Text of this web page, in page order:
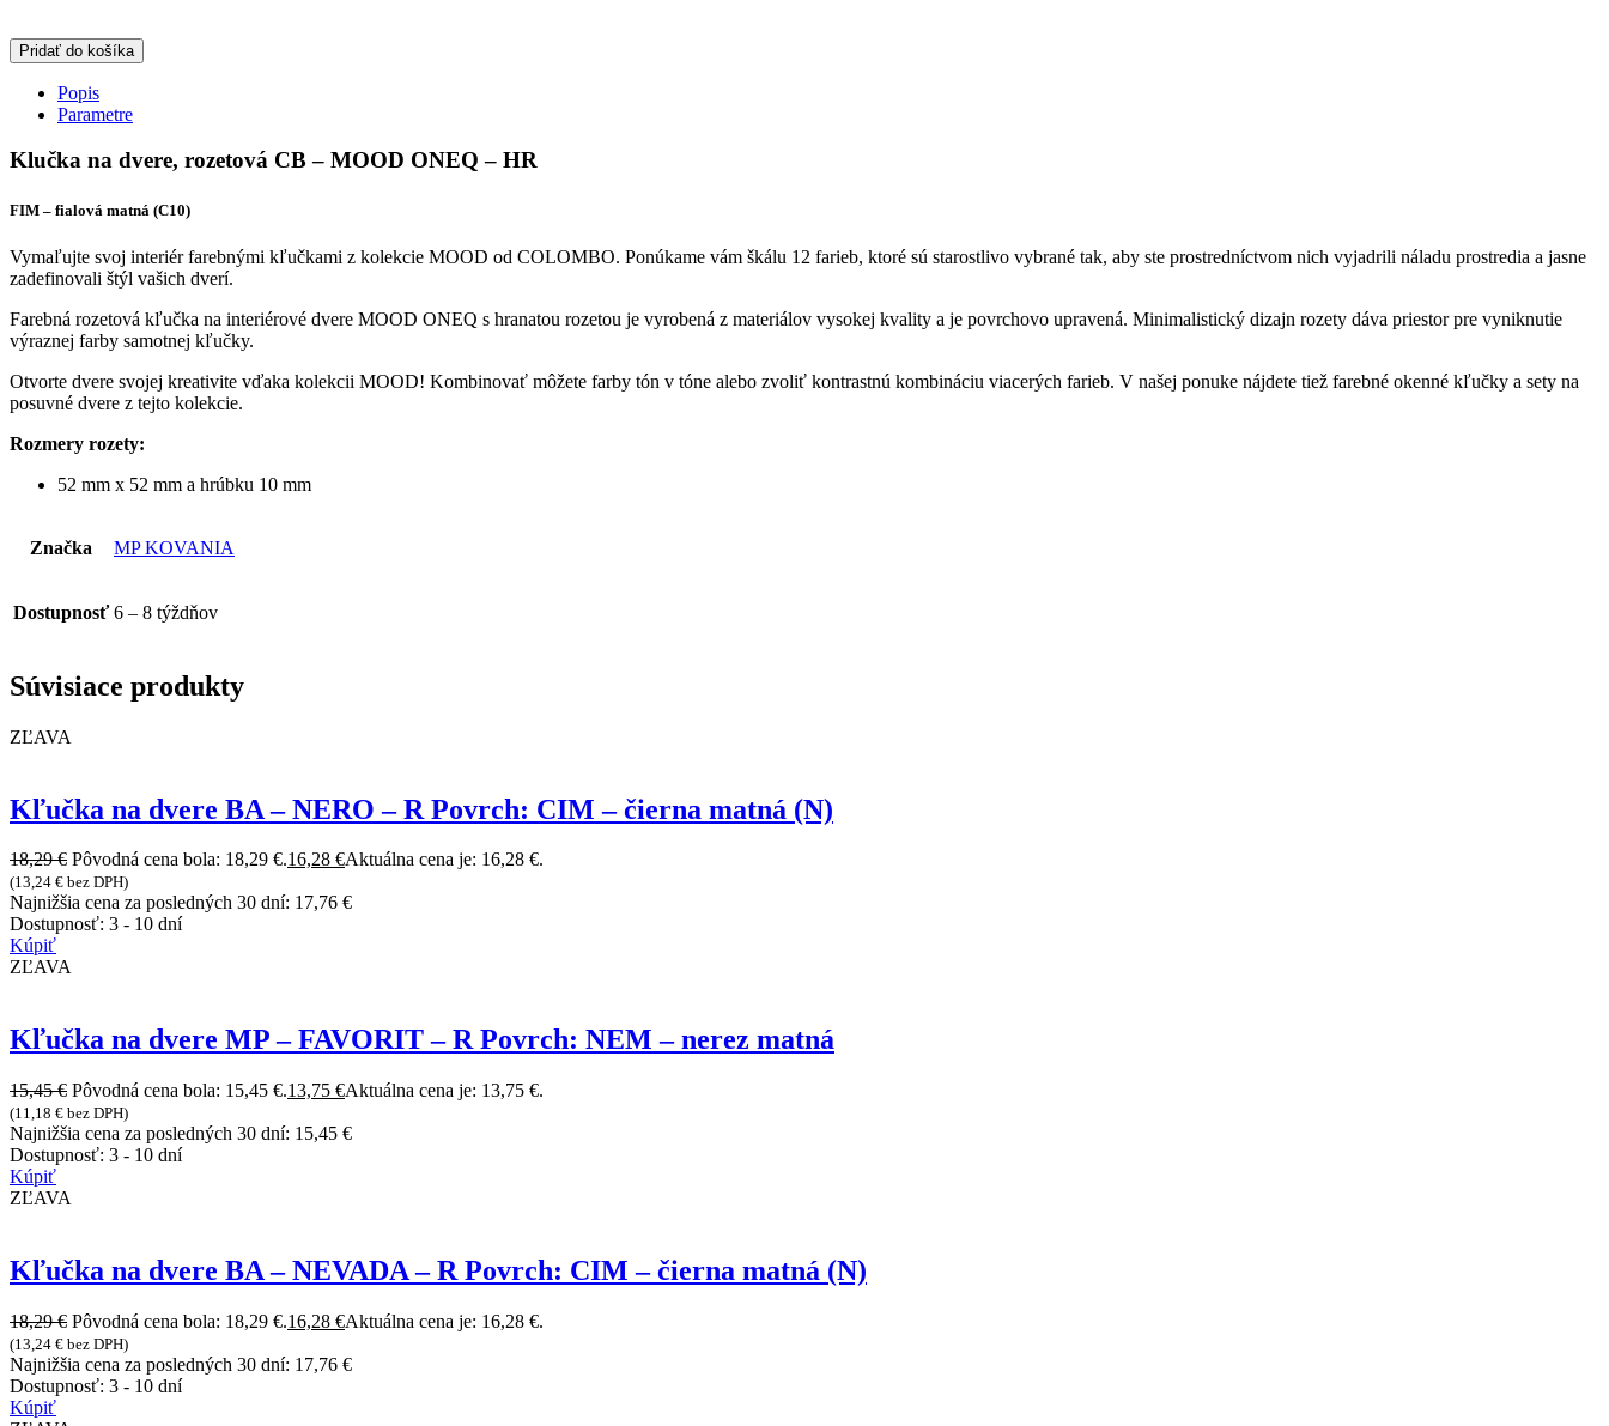
Pridať do košíka
Popis
Parametre
Klučka na dvere, rozetová CB – MOOD ONEQ – HR
FIM – fialová matná (C10)
Vymaľujte svoj interiér farebnými kľučkami z kolekcie MOOD od COLOMBO. Ponúkame vám škálu 12 farieb, ktoré sú starostlivo vybrané tak, aby ste prostredníctvom nich vyjadrili náladu prostredia a jasne
zadefinovali štýl vašich dverí.
Farebná rozetová kľučka na interiérové dvere MOOD ONEQ s hranatou rozetou je vyrobená z materiálov vysokej kvality a je povrchovo upravená. Minimalistický dizajn rozety dáva priestor pre vyniknutie
výraznej farby samotnej kľučky.
Otvorte dvere svojej kreativite vďaka kolekcii MOOD! Kombinovať môžete farby tón v tóne alebo zvoliť kontrastnú kombináciu viacerých farieb. V našej ponuke nájdete tiež farebné okenné kľučky a sety na
posuvné dvere z tejto kolekcie.
Rozmery rozety:
52 mm x 52 mm a hrúbku 10 mm
Značka MP KOVANIA
Dostupnosť 6 – 8 týždňov
Súvisiace produkty
ZĽAVA
Kľučka na dvere BA – NERO – R Povrch: CIM – čierna matná (N)
18,29€ Pôvodná cena bola: 18,29 €.16,28 €Aktuálna cena je: 16,28 €.
(13,24 € bez DPH)
Najnižšia cena za posledných 30 dní: 17,76 €
Dostupnosť: 3 - 10 dní
Kúpiť
ZĽAVA
Kľučka na dvere MP – FAVORIT – R Povrch: NEM – nerez matná
15,45€ Pôvodná cena bola: 15,45 €.13,75 €Aktuálna cena je: 13,75 €.
(11,18 € bez DPH)
Najnižšia cena za posledných 30 dní: 15,45 €
Dostupnosť: 3 - 10 dní
Kúpiť
ZĽAVA
Kľučka na dvere BA – NEVADA – R Povrch: CIM – čierna matná (N)
18,29€ Pôvodná cena bola: 18,29 €.16,28 €Aktuálna cena je: 16,28 €.
(13,24 € bez DPH)
Najnižšia cena za posledných 30 dní: 17,76 €
Dostupnosť: 3 - 10 dní
Kúpiť